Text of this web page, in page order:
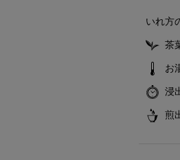
いれ方
茶
お
浸
煎